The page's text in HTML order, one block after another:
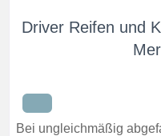
Driver Reifen und
Bei ungleichmäßig